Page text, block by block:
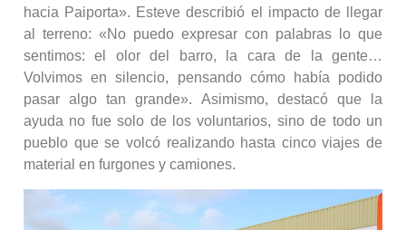
hacia Paiporta». Esteve describió el impacto de llegar
al terreno: «No puedo expresar con palabras lo que
sentimos: el olor del barro, la cara de la gente…
Volvimos en silencio, pensando cómo había podido
pasar algo tan grande». Asimismo, destacó que la
ayuda no fue solo de los voluntarios, sino de todo un
pueblo que se volcó realizando hasta cinco viajes de
material en furgones y camiones.